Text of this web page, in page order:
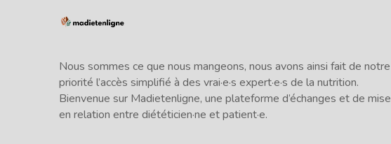
Nous sommes ce que nous mangeons, nous avons ainsi fait de notre
priorité l’accès simplifié à des vrai·e·s expert·e·s de la nutrition.
Bienvenue sur Madietenligne, une plateforme d’échanges et de mise
en relation entre diététicien·ne et patient·e.